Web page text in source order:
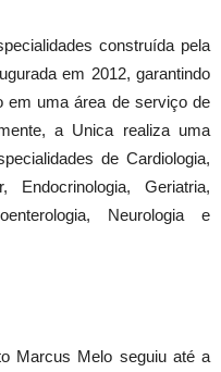
construída pela
em 2012, garantindo
em uma área de serviço de
a Unica realiza uma
de Cardiologia,
Endocrinologia, Geriatria,
Neurologia e
Marcus Melo seguiu até a